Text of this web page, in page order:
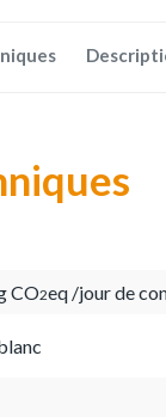
CO2eq /jour de